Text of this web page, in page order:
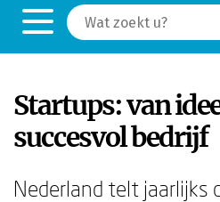
Startups: van
succesvol bedrijf
Nederland telt jaarlijks